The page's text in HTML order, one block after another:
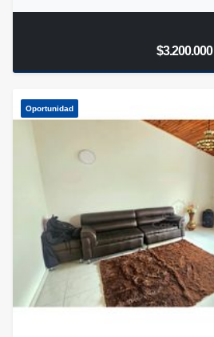
$3.200.000
Oportunidad